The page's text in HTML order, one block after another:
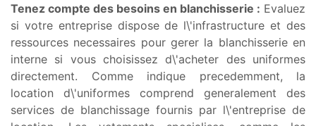
Tenez compte des besoins en blanchisserie : Evaluez
si votre entreprise dispose de l\'infrastructure et des
ressources necessaires pour gerer la blanchisserie en
interne si vous choisissez d\'acheter des uniformes
directement. Comme indique precedemment, la
location d\'uniformes comprend generalement des
services de blanchissage fournis par l\'entreprise de